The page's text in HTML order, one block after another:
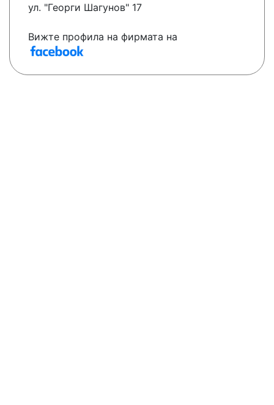
ул. "Георги Шагунов" 17
Вижте профила на фирмата на